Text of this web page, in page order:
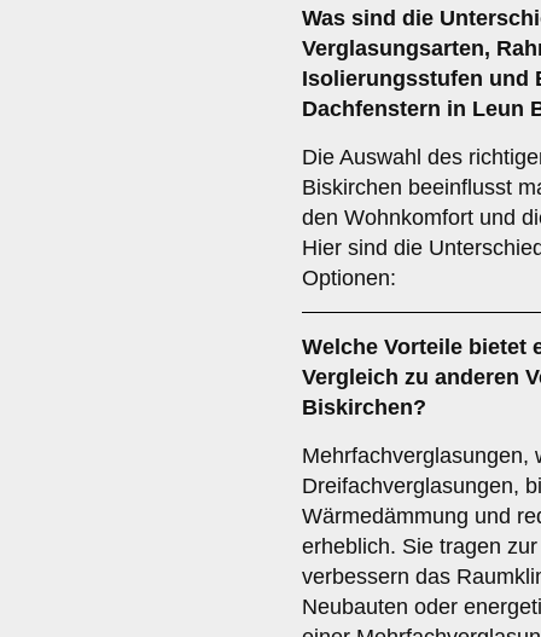
Was sind die
Verglasungsarten,
Isolierungsstufen und
Dachfenstern in Leun
Die Auswahl des
Biskirchen beeinflusst
den Wohnkomfort und
Hier sind die
Optionen:
Welche Vorteile bietet
Vergleich zu anderen
Biskirchen?
Mehrfachverglasungen,
Dreifachverglasungen,
Wärmedämmung und
erheblich. Sie tragen
verbessern das
Neubauten oder